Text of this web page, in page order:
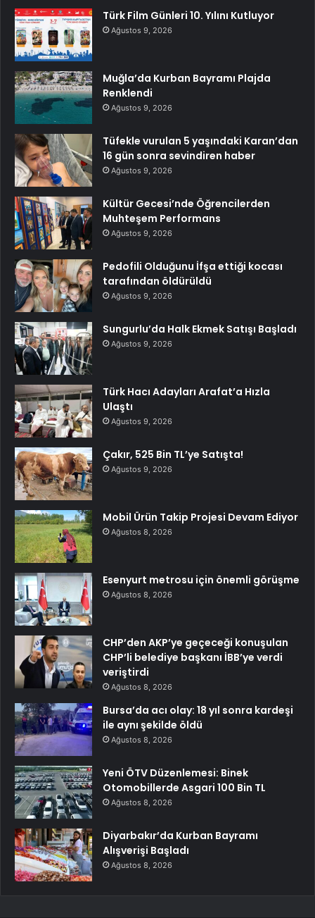
Türk Film Günleri 10. Yılını Kutluyor
Ağustos 9, 2026
Muğla’da Kurban Bayramı Plajda
Renklendi
Ağustos 9, 2026
Tüfekle vurulan 5 yaşındaki Karan’dan
16 gün sonra sevindiren haber
Ağustos 9, 2026
Kültür Gecesi’nde Öğrencilerden
Muhteşem Performans
Ağustos 9, 2026
Pedofili Olduğunu İfşa ettiği kocası
tarafından öldürüldü
Ağustos 9, 2026
Sungurlu’da Halk Ekmek Satışı Başladı
Ağustos 9, 2026
Türk Hacı Adayları Arafat’a Hızla
Ulaştı
Ağustos 9, 2026
Çakır, 525 Bin TL’ye Satışta!
Ağustos 9, 2026
Mobil Ürün Takip Projesi Devam Ediyor
Ağustos 8, 2026
Esenyurt metrosu için önemli görüşme
Ağustos 8, 2026
CHP’den AKP’ye geçeceği konuşulan
CHP’li belediye başkanı İBB’ye verdi
veriştirdi
Ağustos 8, 2026
Bursa’da acı olay: 18 yıl sonra kardeşi
ile aynı şekilde öldü
Ağustos 8, 2026
Yeni ÖTV Düzenlemesi: Binek
Otomobillerde Asgari 100 Bin TL
Ağustos 8, 2026
Diyarbakır’da Kurban Bayramı
Alışverişi Başladı
Ağustos 8, 2026